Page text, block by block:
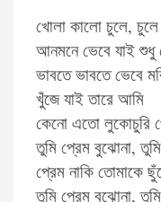
খোলা কালো চুলে,
আনমনে ভেবে যাই শুধু
ভাবতে ভাবতে ভেবে
খুঁজে যাই তারে আমি
কেনো এতো লুকোচুরি
তুমি প্রেম বুঝোনা,
প্রেম নাকি তোমাকে
তুমি প্রেম বুঝোনা,